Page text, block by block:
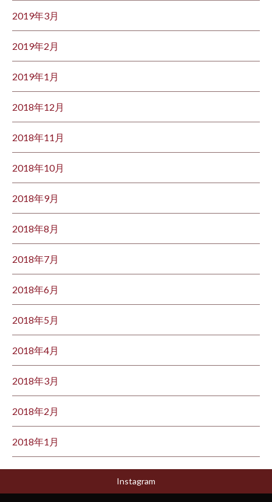
2019年3月
2019年2月
2019年1月
2018年12月
2018年11月
2018年10月
2018年9月
2018年8月
2018年7月
2018年6月
2018年5月
2018年4月
2018年3月
2018年2月
2018年1月
Instagram